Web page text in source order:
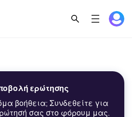
ερώτησης
βοήθεια; Συνδεθείτε για
σας στο φόρουμ μας.